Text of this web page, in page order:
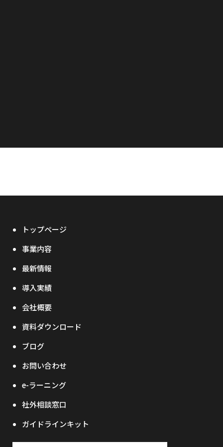
トップページ
事業内容
最新情報
導入実績
会社概要
資料ダウンロード
ブログ
お問い合わせ
e-ラーニング
社外相談窓口
ガイドラインキット